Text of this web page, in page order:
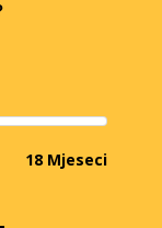
18 Mjeseci